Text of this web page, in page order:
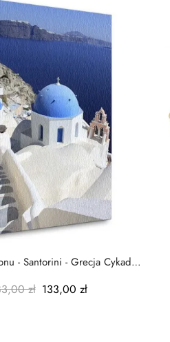
- Santorini - Grecja Cykady
zł 133,00 zł